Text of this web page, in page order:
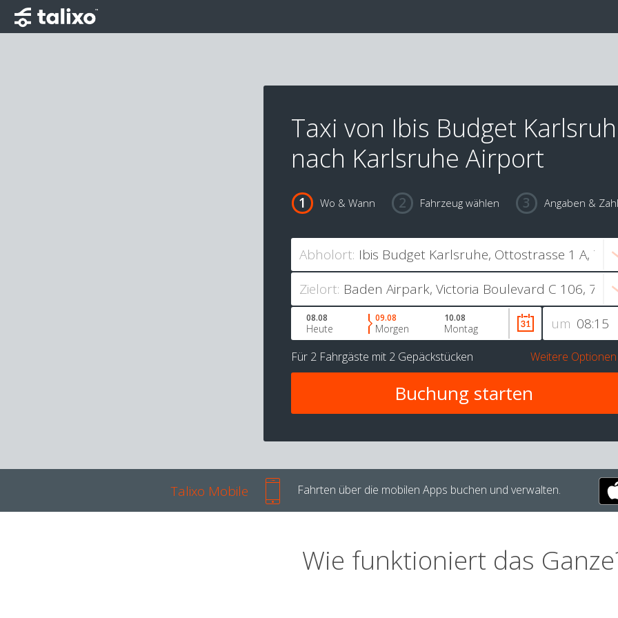
Taxi von Ibis Budget
nach Karlsruhe Airport
Wo & Wann Fahrzeug wählen Angaben &
Abholort:
Zielort:
um
08.08
Heute
09.08
Morgen
10.08
Montag
Für 2 Fahrgäste mit 2 Gepäckstücken Weitere Optionen
Talixo Mobile Fahrten über die mobilen Apps buchen und verwalten.
Wie funktioniert das